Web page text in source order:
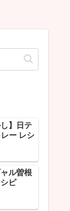
】日テ
ー レシ
ル曽根
ピ